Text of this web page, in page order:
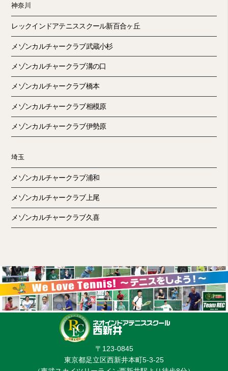
神奈川
レックインドアテニススクール新百合ヶ丘
メゾンカルチャークラブ武蔵小杉
メゾンカルチャークラブ溝の口
メゾンカルチャークラブ橋本
メゾンカルチャークラブ相模原
メゾンカルチャークラブ伊勢原
埼玉
メゾンカルチャークラブ浦和
メゾンカルチャークラブ上尾
メゾンカルチャークラブ久喜
〒123-0845
東京都足立区西新井本町5-3-25